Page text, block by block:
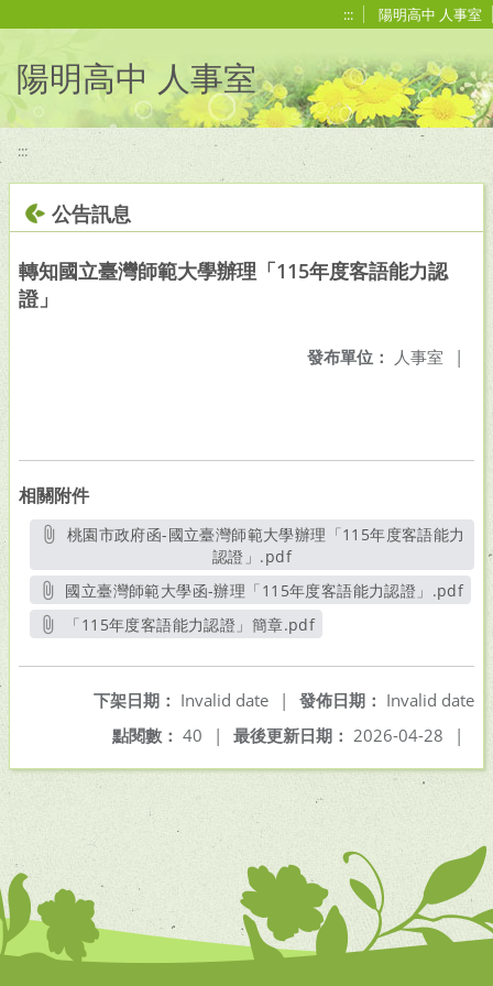
::: 陽明高中 人事室
陽明高中 人事室
:::
公告訊息
轉知國立臺灣師範大學辦理「115年度客語能力認
證」
發布單位： 人事室 |
相關附件
認證」.pdf另開新視窗
國立臺灣師範大學函-辦理「115年度客語能力認證」.pdf
另開新視窗
「115年度客語能力認證」簡章.pdf
發佈日期： Invalid date
下架日期： Invalid date
|
最後更新日期： 2026-04-28 |
點閱數： 40 |